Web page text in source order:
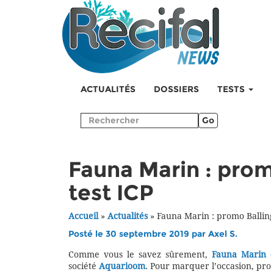
ACTUALITÉS DOSSIERS TESTS
Go
Fauna Marin :
test ICP
Accueil» Actualités» Fauna Marin : promo
Posté le 30 septembre 2019 par Axel S.
Comme vous le savez sûrement, Fauna Marin
société Aquarioom. Pour marquer l’occasion,